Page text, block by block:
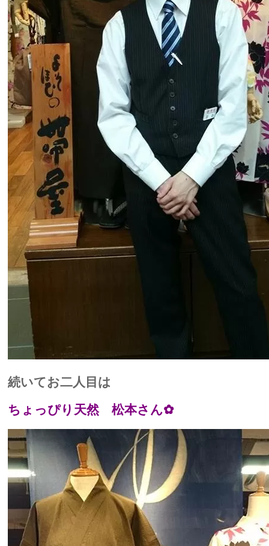
続いてお二人目は
ちょっぴり天然 松本さん✿